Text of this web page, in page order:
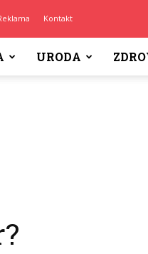
Kontakt
URODA